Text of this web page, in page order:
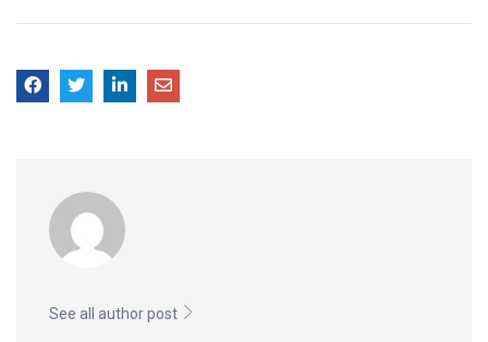
See all author post